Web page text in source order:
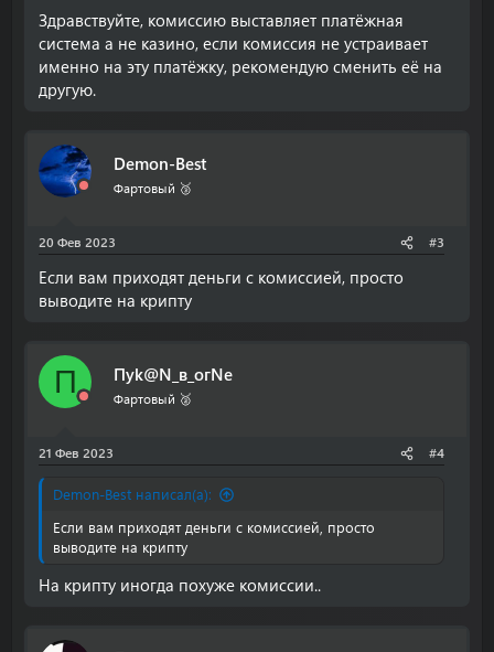
Здравствуйте, комиссию выставляет платёжная
система а не казино, если комиссия не устраивает
именно на эту платёжку, рекомендую сменить её на
другую.
Demon-Best
Фартовый 🥉
20 Фев 2023 #3
Если вам приходят деньги с комиссией, просто
выводите на крипту
П Пyk@N_в_огNe
Фартовый 🥈
21 Фев 2023 #4
Demon-Best написал(а):
Если вам приходят деньги с комиссией, просто
выводите на крипту
На крипту иногда похуже комиссии..